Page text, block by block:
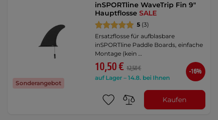
Sonderangebot
inSPORTline WaveTrip Fin 9"
HauptflosseSALE
5 (3)
Ersatzflosse für aufblasbare
inSPORTline Paddle Boards, einfache
Montage (kein …
10,50 € 12,50 €
auf Lager – 14.8. bei Ihnen
-16%
Kaufen